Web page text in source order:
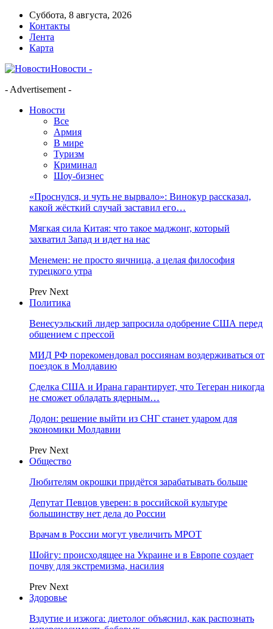
Суббота, 8 августа, 2026
Контакты
Лента
Карта
Новости -
- Advertisement -
Новости
Все
Армия
В мире
Туризм
Криминал
Шоу-бизнес
«Проснулся, и чуть не вырвало»: Винокур рассказал,
какой жёсткий случай заставил его…
Мягкая сила Китая: что такое маджонг, который
захватил Запад и идет на нас
Менемен: не просто яичница, а целая философия
турецкого утра
Prev Next
Политика
Венесуэльский лидер запросила одобрение США перед
общением с прессой
МИД РФ порекомендовал россиянам воздерживаться от
поездок в Молдавию
Сделка США и Ирана гарантирует, что Тегеран никогда
не сможет обладать ядерным…
Додон: решение выйти из СНГ станет ударом для
экономики Молдавии
Prev Next
Общество
Любителям окрошки придётся зарабатывать больше
Депутат Певцов уверен: в российской культуре
большинству нет дела до России
Врачам в России могут увеличить МРОТ
Шойгу: происходящее на Украине и в Европе создает
почву для экстремизма, насилия
Prev Next
Здоровье
Вздутие и изжога: диетолог объяснил, как распознать